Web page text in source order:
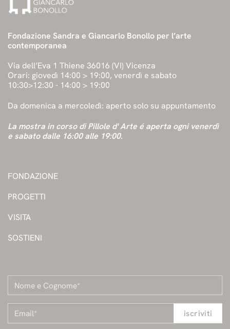
Fondazione Sandra e Giancarlo Bonollo per l’arte
contemporanea
Via dell’Eva 1 Thiene 36016 (VI) Vicenza
Orari: giovedì 14:00 > 19:00, venerdì e sabato
10:30>12:30 - 14:00 > 19:00
Da domenica a mercoledì: aperto solo su appuntamento
La mostra in corso di Pillole d' Arte é aperta ogni venerdì
e sabato dalle 16:00 alle 19:00.
FONDAZIONE
PROGETTI
VISITA
SOSTIENI